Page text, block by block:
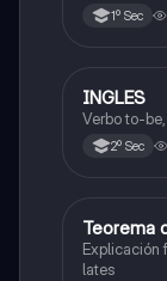
1º Sec
Inglés
INGLES
Verbo to-
2º Sec
Teorema
Explicación
lates